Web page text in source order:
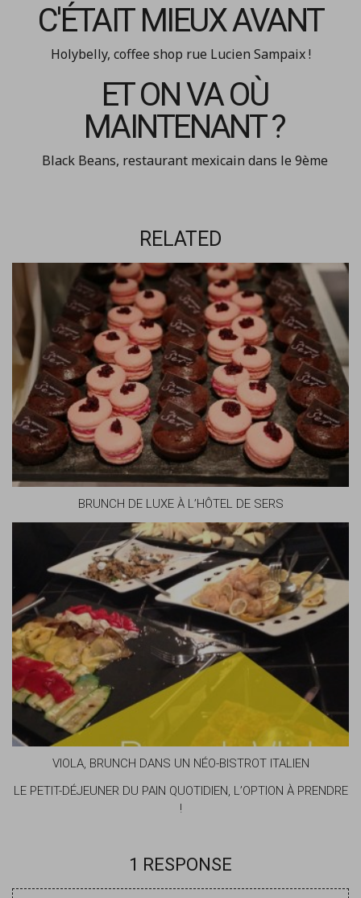
C'ÉTAIT MIEUX AVANT
Holybelly, coffee shop rue Lucien Sampaix !
ET ON VA OÙ
MAINTENANT ?
Black Beans, restaurant mexicain dans le 9ème
RELATED
BRUNCH DE LUXE À L’HÔTEL DE SERS
VIOLA, BRUNCH DANS UN NÉO-BISTROT ITALIEN
LE PETIT-DÉJEUNER DU PAIN QUOTIDIEN, L’OPTION À PRENDRE
!
1 RESPONSE